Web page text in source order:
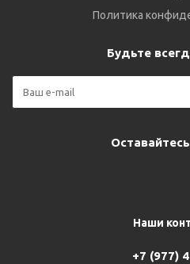
Политика
Будьте
Наши
+7 (977)